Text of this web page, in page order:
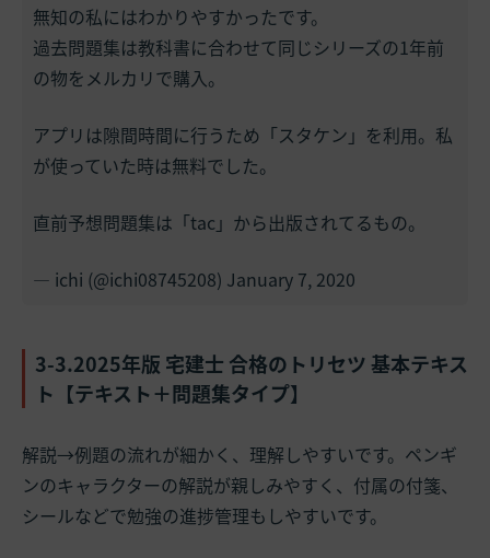
無知の私にはわかりやすかったです。
過去問題集は教科書に合わせて同じシリーズの1年前
の物をメルカリで購入。
アプリは隙間時間に行うため「スタケン」を利用。私
が使っていた時は無料でした。
直前予想問題集は「tac」から出版されてるもの。
— ichi (@ichi08745208) January 7, 2020
3-3.2025年版 宅建士 合格のトリセツ 基本テキス
ト【テキスト＋問題集タイプ】
解説→例題の流れが細かく、理解しやすいです。ペンギ
ンのキャラクターの解説が親しみやすく、付属の付箋、
シールなどで勉強の進捗管理もしやすいです。